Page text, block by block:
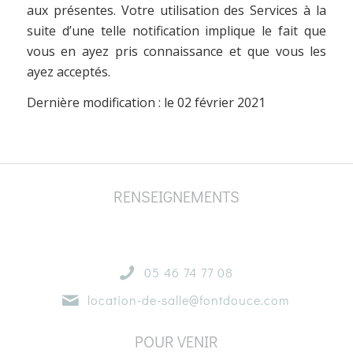
aux présentes. Votre utilisation des Services à la
suite d’une telle notification implique le fait que
vous en ayez pris connaissance et que vous les
ayez acceptés.
Dernière modification : le 02 février 2021
RENSEIGNEMENTS
05 46 74 77 08
location-de-salle@fontdouce.com
POUR VENIR